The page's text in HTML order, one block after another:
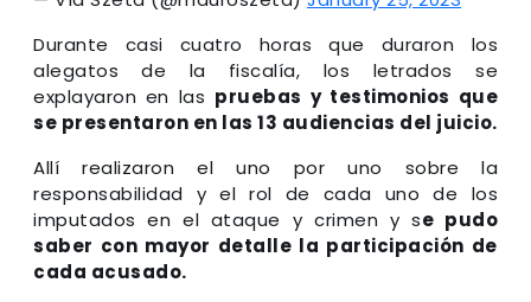
Durante casi cuatro horas que duraron los
alegatos de la fiscalía, los letrados se
explayaron en las pruebas y testimonios que
se presentaron en las 13 audiencias del juicio.
Allí realizaron el uno por uno sobre la
responsabilidad y el rol de cada uno de los
imputados en el ataque y crimen y se pudo
saber con mayor detalle la participación de
cada acusado.